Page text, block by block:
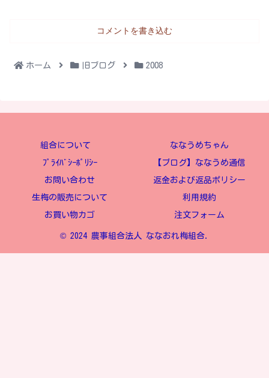
コメントを書き込む
ホーム 旧ブログ 2008
組合について ななうめちゃん
ﾌﾟﾗｲﾊﾞｼｰﾎﾟﾘｼｰ 【ブログ】ななうめ通信
お問い合わせ 返金および返品ポリシー
生梅の販売について 利用規約
お買い物カゴ 注文フォーム
© 2024 農事組合法人 ななおれ梅組合.